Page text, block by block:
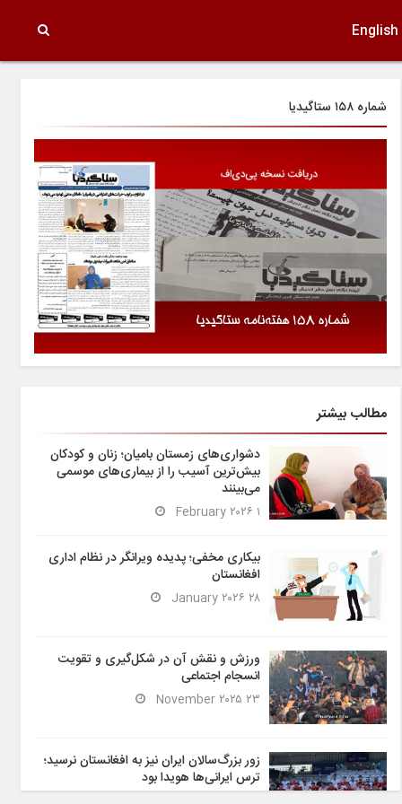
English
شماره ۱۵۸ ستاگیدیا
مطالب بیشتر
دشواری‌های زمستان بامیان؛ زنان و کودکان
بیش‌ترین آسیب را از بیماری‌های موسمی
می‌بینند
۱ February ۲۰۲۶
بیکاری مخفی؛ پدیده ویرانگر در نظام اداری
افغانستان
۲۸ January ۲۰۲۶
ورزش و نقش آن در شکل‌گیری و تقویت
انسجام اجتماعی
۲۳ November ۲۰۲۵
زور بزرگ‌سالان ایران نیز به افغانستان نرسید؛
ترس ایرانی‌ها هویدا بود